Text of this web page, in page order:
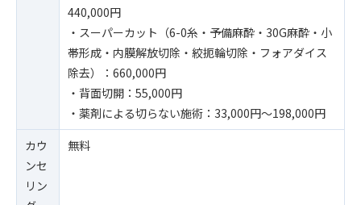
440,000円
・スーパーカット（6-0糸・予備麻酔・30G麻酔・小
帯形成・内膜解放切除・絞扼輪切除・フォアダイス
除去）：660,000円
・背面切開：55,000円
・薬剤による切らない施術：33,000円〜198,000円
カウ
ンセ
リン
無料